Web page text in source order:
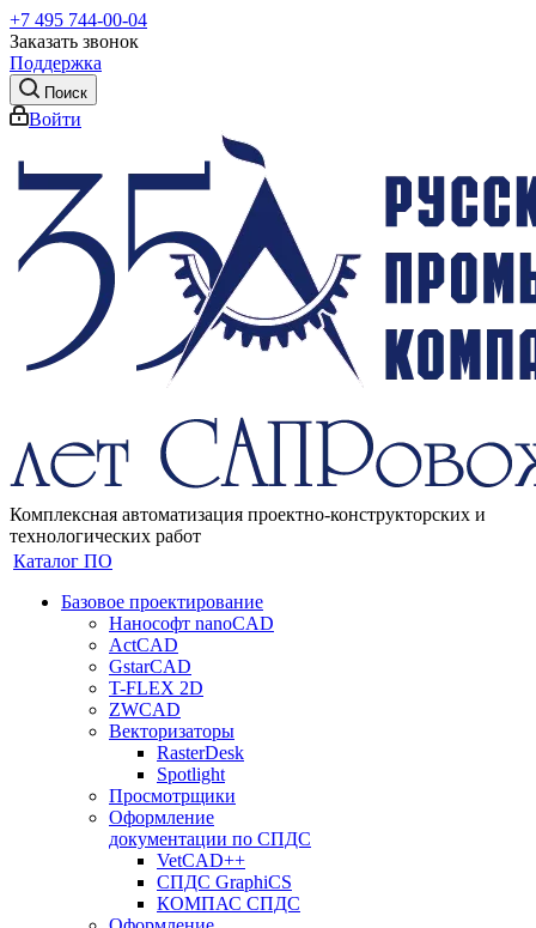
+7 495 744-00-04
Заказать звонок
Поддержка
Поиск
Войти
Комплексная автоматизация проектно-конструкторских и
технологических работ
Каталог ПО
Базовое проектирование
Нанософт nanoCAD
ActCAD
GstarCAD
T-FLEX 2D
ZWCAD
Векторизаторы
RasterDesk
Spotlight
Просмотрщики
Оформление
документации по СПДС
VetCAD++
СПДС GraphiCS
КОМПАС СПДС